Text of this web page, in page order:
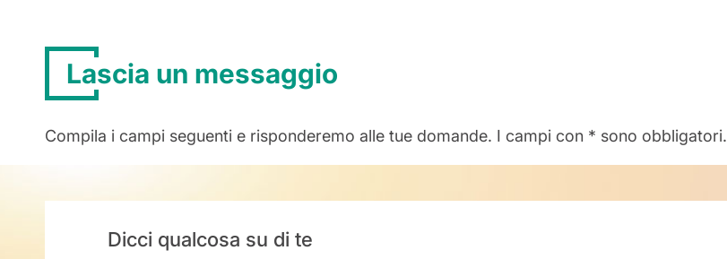
Lascia un messaggio
Compila i campi seguenti e risponderemo alle tue domande. I campi con * sono obbligatori.
Dicci qualcosa su di te